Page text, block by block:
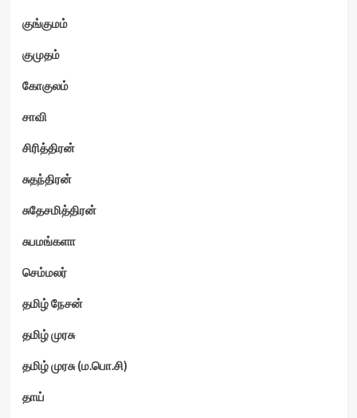
குங்குமம்
குமுதம்
கோகுலம்
சாவி
சிரித்திரன்
சுதந்திரன்
சுதேசமித்திரன்
சுபமங்களா
செம்மலர்
தமிழ் நேசன்
தமிழ் முரசு
தமிழ் முரசு (ம.பொ.சி)
தாய்